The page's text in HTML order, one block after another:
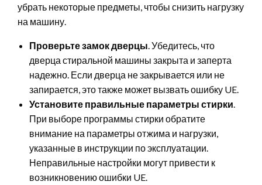
убрать некоторые предметы, чтобы снизить нагрузку
на машину.
Проверьте замок дверцы. Убедитесь, что
дверца стиральной машины закрыта и заперта
надежно. Если дверца не закрывается или не
запирается, это также может вызвать ошибку UE.
Установите правильные параметры стирки.
При выборе программы стирки обратите
внимание на параметры отжима и нагрузки,
указанные в инструкции по эксплуатации.
Неправильные настройки могут привести к
возникновению ошибки UE.